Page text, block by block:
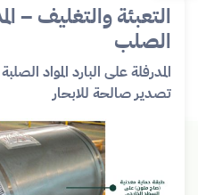
التعبئة والتغليف –
الصلب
المدرفلة على البارد المواد
تصدير صالحة للابحار